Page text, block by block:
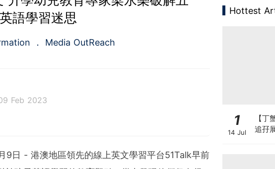
語學習迷思
Media OutReach
Feb 2023
for the public relations and investors relation
in 2009, the company is headquartered in Hong Ko
日 - 港澳地區領先的線上英文學習平台51Talk早前
Hottest
1
14 Jul
【
追孖